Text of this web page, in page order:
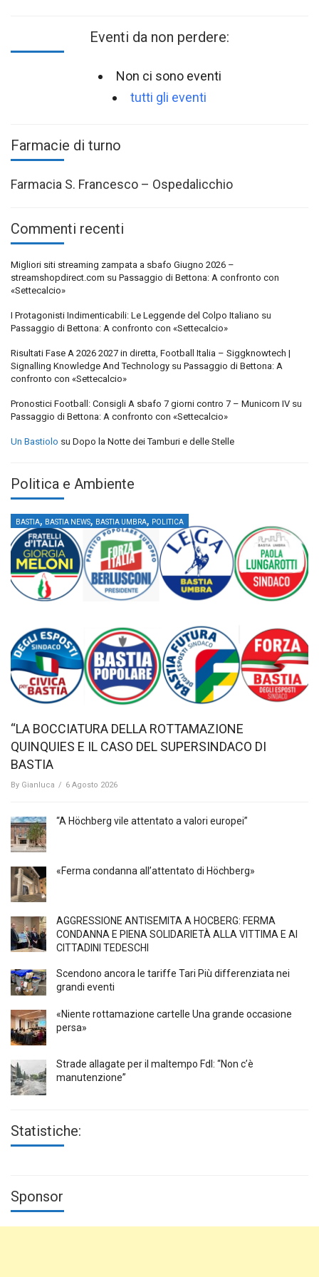
Eventi da non perdere:
Non ci sono eventi
tutti gli eventi
Farmacie di turno
Farmacia S. Francesco – Ospedalicchio
Commenti recenti
Migliori siti streaming zampata a sbafo Giugno 2026 –
streamshopdirect.com su Passaggio di Bettona: A confronto con
«Settecalcio»
I Protagonisti Indimenticabili: Le Leggende del Colpo Italiano su
Passaggio di Bettona: A confronto con «Settecalcio»
Risultati Fase A 2026 2027 in diretta, Football Italia – Siggknowtech |
Signalling Knowledge And Technology su Passaggio di Bettona: A
confronto con «Settecalcio»
Pronostici Football: Consigli A sbafo 7 giorni contro 7 – Municorn IV su
Passaggio di Bettona: A confronto con «Settecalcio»
Un Bastiolo su Dopo la Notte dei Tamburi e delle Stelle
Politica e Ambiente
BASTIA, BASTIA NEWS, BASTIA UMBRA, POLITICA
“LA BOCCIATURA DELLA ROTTAMAZIONE
QUINQUIES E IL CASO DEL SUPERSINDACO DI
BASTIA
By Gianluca / 6 Agosto 2026
“A Höchberg vile attentato a valori europei”
«Ferma condanna all’attentato di Höchberg»
AGGRESSIONE ANTISEMITA A HÖCBERG: FERMA
CONDANNA E PIENA SOLIDARIETÀ ALLA VITTIMA E AI
CITTADINI TEDESCHI
Scendono ancora le tariffe Tari Più differenziata nei
grandi eventi
«Niente rottamazione cartelle Una grande occasione
persa»
Strade allagate per il maltempo FdI: “Non c’è
manutenzione”
Statistiche:
Sponsor